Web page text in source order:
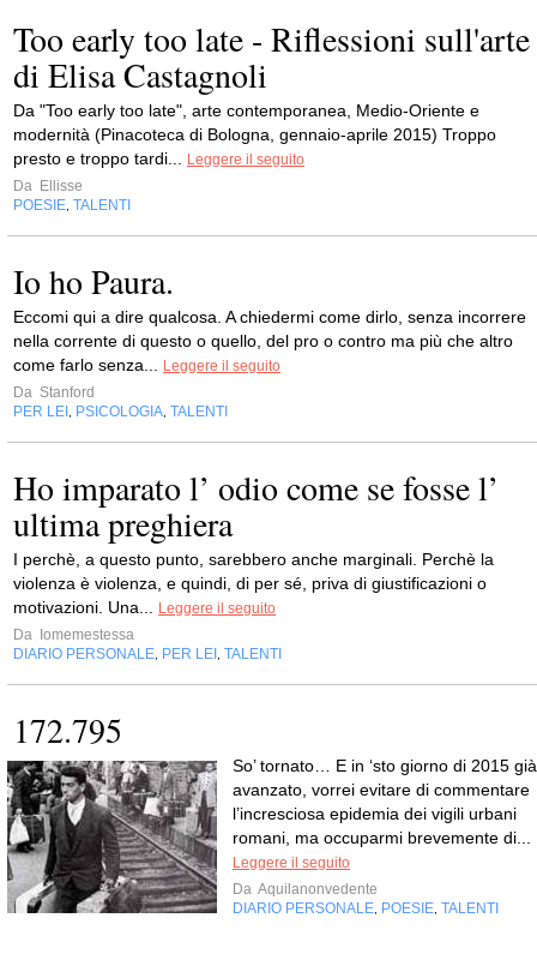
Too early too late - Riflessioni sull'arte
di Elisa Castagnoli
Da "Too early too late", arte contemporanea, Medio-Oriente e
modernità (Pinacoteca di Bologna, gennaio-aprile 2015) Troppo
presto e troppo tardi...
Leggere il seguito
Da Ellisse
POESIE TALENTI
Io ho Paura.
Eccomi qui a dire qualcosa. A chiedermi come dirlo, senza incorrere
nella corrente di questo o quello, del pro o contro ma più che altro
come farlo senza...
Leggere il seguito
Da Stanford
PER LEI
PSICOLOGIA TALENTI
Ho imparato l’ odio come se fosse l’
ultima preghiera
I perchè, a questo punto, sarebbero anche marginali. Perchè la
violenza è violenza, e quindi, di per sé, priva di giustificazioni o
motivazioni. Una...
Leggere il seguito
Da
Iomemestessa
DIARIO PERSONALE PER LEI TALENTI
172.795
So’ tornato… E in ‘sto giorno di 2015 già
avanzato, vorrei evitare di commentare
l’incresciosa epidemia dei vigili urbani
romani, ma occuparmi brevemente di...
Leggere il seguito
Da Aquilanonvedente
DIARIO PERSONALE POESIE TALENTI